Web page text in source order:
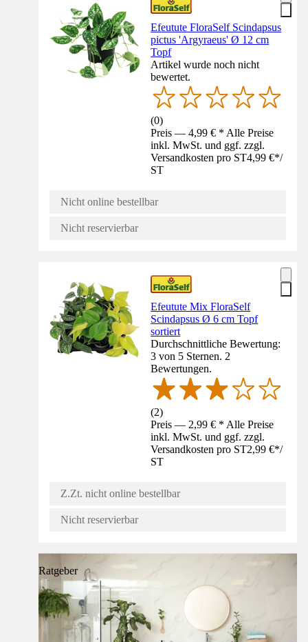
Efeutute FloraSelf Scindapsus
pictus 'Argyraeus' Ø 12 cm
Topf
Artikel wurde noch nicht
bewertet.
(0)
Preis — 4,99 € * Alle Preise
inkl. MwSt. und ggf. zzgl.
Versandkosten pro ST4,99 €*/
ST
Nicht online bestellbar
Nicht reservierbar
Efeutute Mix FloraSelf
Scindapsus Ø 6 cm Topf
sortiert
Durchschnittliche Bewertung:
3 von 5 Sternen. 2
Bewertungen.
(2)
Preis — 2,99 € * Alle Preise
inkl. MwSt. und ggf. zzgl.
Versandkosten pro ST2,99 €*/
ST
Z.Zt. nicht online bestellbar
Nicht reservierbar
Ratgeber